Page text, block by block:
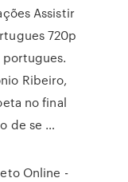
Assistir
720p
Ribeiro,
no final
de se …
Online -